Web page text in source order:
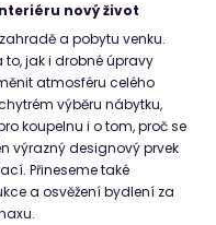
nový život
a pobytu venku.
jak i drobné úpravy
atmosféru celého
výběru nábytku,
koupelnu i o tom, proč se
výrazný designový prvek
Přineseme také
a osvěžení bydlení za